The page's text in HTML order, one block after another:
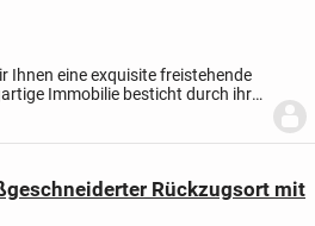
Ihnen eine exquisite freistehende
Immobilie besticht durch ihre
Rückzugsort mit